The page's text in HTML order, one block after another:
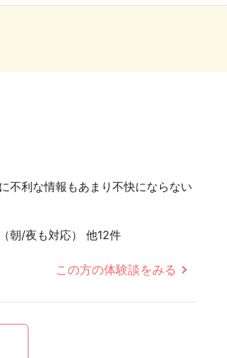
不利な情報もあまり不快にならない
朝/夜も対応） 他12件
この方の体験談をみる